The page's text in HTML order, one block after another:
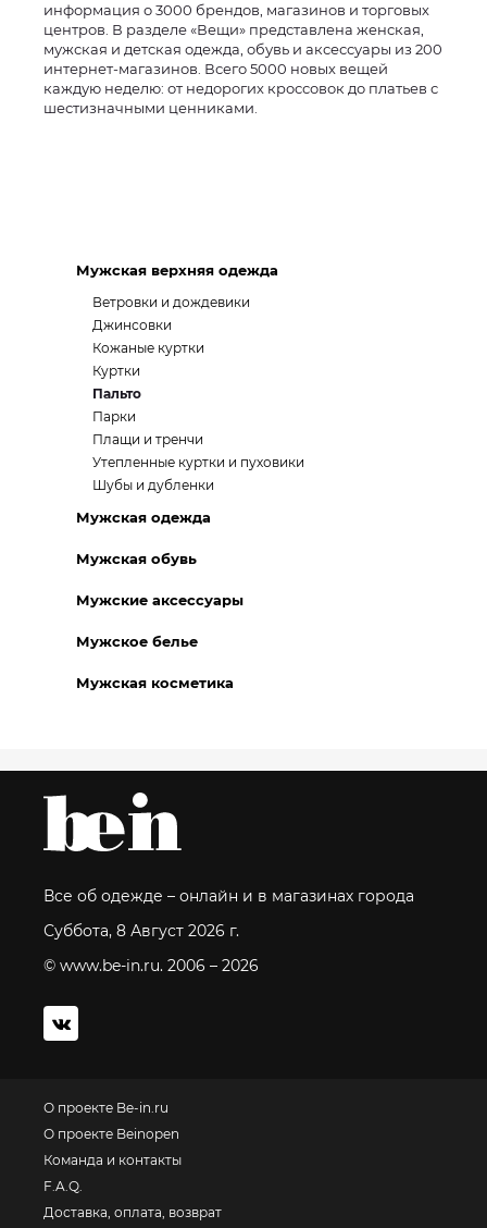
информация о 3000 брендов, магазинов и торговых
центров. В разделе «Вещи» представлена женская,
мужская и детская одежда, обувь и аксессуары из 200
интернет-магазинов. Всего 5000 новых вещей
каждую неделю: от недорогих кроссовок до платьев с
шестизначными ценниками.
Мужская верхняя одежда
Ветровки и дождевики
Джинсовки
Кожаные куртки
Куртки
Пальто
Парки
Плащи и тренчи
Утепленные куртки и пуховики
Шубы и дубленки
Мужская одежда
Мужская обувь
Мужские аксессуары
Мужское белье
Мужская косметика
Все об одежде – онлайн и в магазинах города
Суббота, 8 Август 2026 г.
© www.be-in.ru. 2006 – 2026
О проекте Be-in.ru
О проекте Beinopen
Команда и контакты
F.A.Q.
Доставка, оплата, возврат